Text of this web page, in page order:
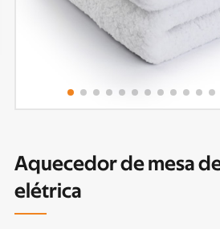
Aquecedor de mesa
elétrica